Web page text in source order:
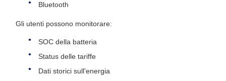
Bluetooth
Gli utenti possono monitorare:
SOC della batteria
Status delle tariffe
Dati storici sull'energia